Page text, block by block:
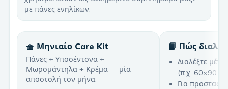
με πάνες ενηλίκων.
🧺 Μηνιαίο Care Kit
Πάνες + Υποσέντονα +
Μωρομάντηλα + Κρέμα — μία
αποστολή τον μήνα.
📘 Πώς
Διαλέξτε
(π.χ. 60×90 ·
Για